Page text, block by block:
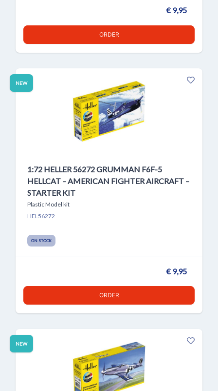
€ 9,95
ORDER
NEW
1:72 HELLER 56272 GRUMMAN F6F-5
HELLCAT – AMERICAN FIGHTER AIRCRAFT –
STARTER KIT
Plastic Model kit
HEL56272
ON STOCK
€ 9,95
ORDER
NEW